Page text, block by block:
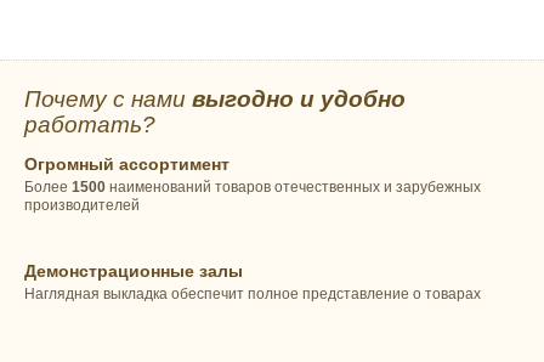
Почему с нами выгодно и удобно
работать?
Огромный ассортимент
Более 1500 наименований товаров отечественных и зарубежных
производителей
Демонстрационные залы
Наглядная выкладка обеспечит полное представление о товарах